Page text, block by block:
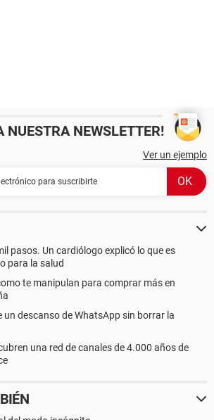
NUESTRA NEWSLETTER!
Ver un ejemplo
pasos. Un cardiólogo explicó lo que es
para la salud
te manipulan para comprar más en
un descanso de WhatsApp sin borrar la
una red de canales de 4.000 años de